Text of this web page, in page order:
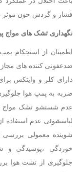
فشار و گردش خون موثر
نگهداری تشک های مواج
اطمینان از استجکام
ضدعفونی کننده های
دارای کلر و وایتکس
ضربه به پمپ هوا
عدم شستشو تشک مواج
لباسشوئی عدم استفاده
شوینده معمولی بررسی
جلوگیری از نشت هوا